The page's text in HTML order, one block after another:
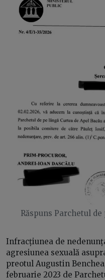
Răspuns Parchetul de
Infracțiunea de
agresiunea sexuală
preotul Augustin
februarie 2023 de